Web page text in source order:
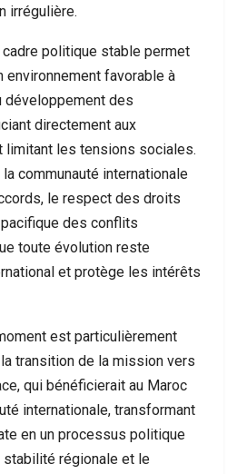
irrégulière.
cadre politique stable permet
environnement favorable à
développement des
directement aux
limitant les tensions sociales.
communauté internationale
le respect des droits
des conflits
toute évolution reste
et protège les intérêts
est particulièrement
transition de la mission vers
qui bénéficierait au Maroc
internationale, transformant
en un processus politique
régionale et le